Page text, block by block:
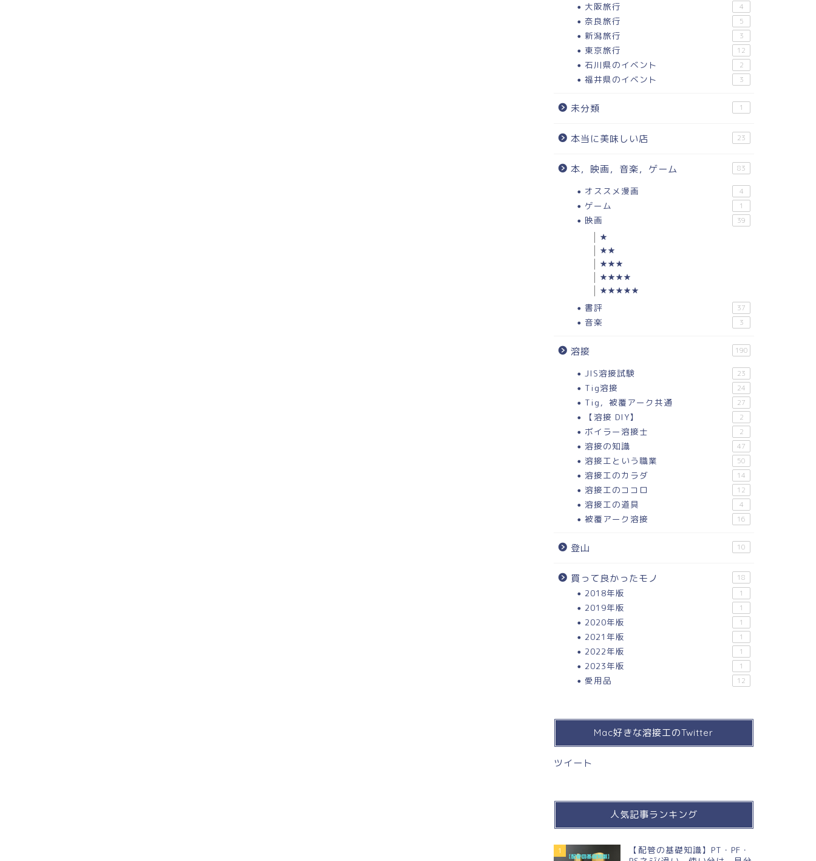
大阪旅行 4
奈良旅行 5
新潟旅行 3
東京旅行 12
石川県のイベント 2
福井県のイベント 3
未分類 1
本当に美味しい店 23
本，映画，音楽，ゲーム 83
オススメ漫画 4
ゲーム 1
映画 39
★
★★
★★★
★★★★
★★★★★
書評 37
音楽 3
溶接 190
JIS溶接試験 23
Tig溶接 24
Tig，被覆アーク共通 27
【溶接 DIY】 2
ボイラー溶接士 2
溶接の知識 47
溶接工という職業 50
溶接工のカラダ 14
溶接工のココロ 12
溶接工の道具 4
被覆アーク溶接 16
登山 10
買って良かったモノ 18
2018年版 1
2019年版 1
2020年版 1
2021年版 1
2022年版 1
2023年版 1
愛用品 12
Mac好きな溶接工のTwitter
ツイート
人気記事ランキング
1
【配管の基礎知識】PT・PF・